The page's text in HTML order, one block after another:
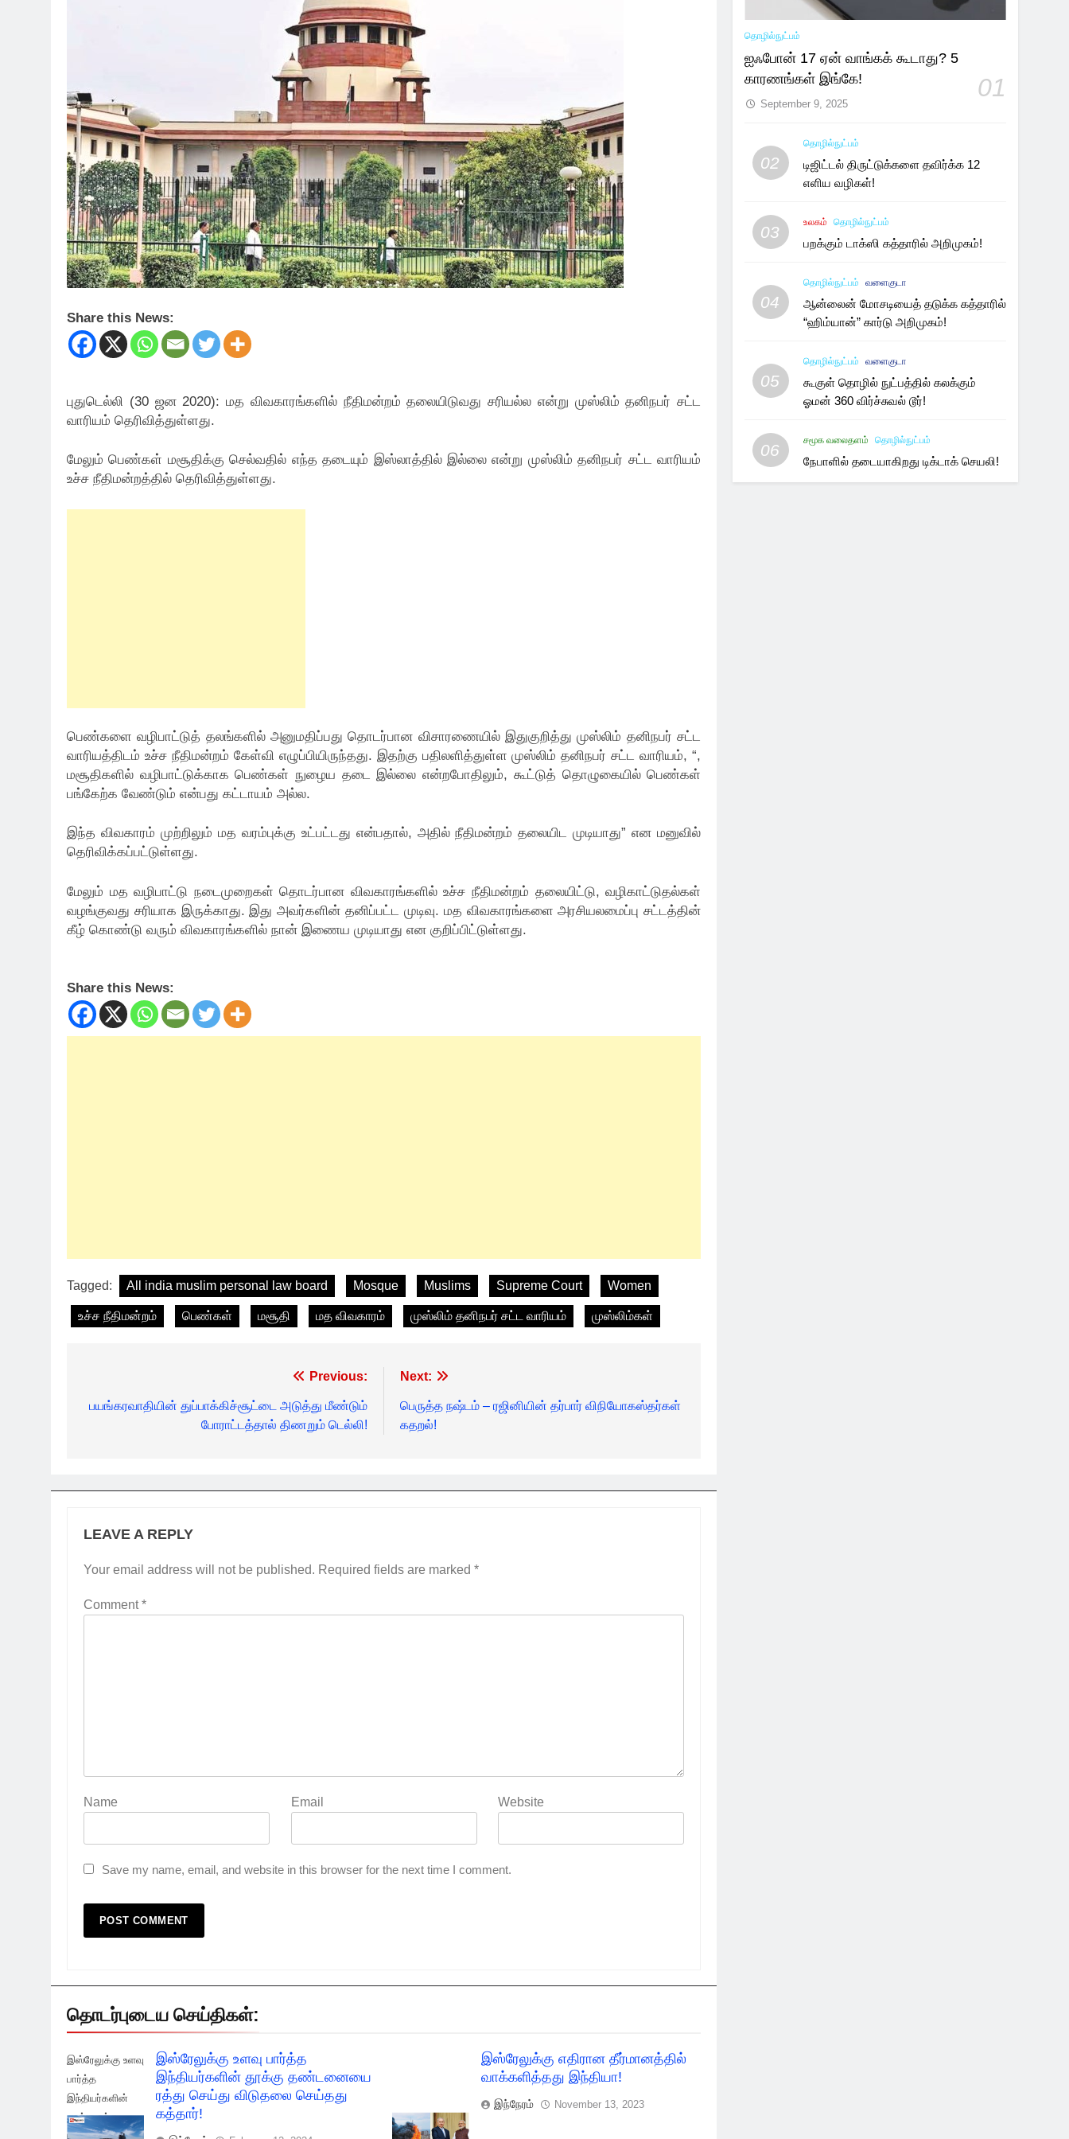
Share this News:
புதுடெல்லி (30 ஜன 2020): மத விவகாரங்களில் நீதிமன்றம் தலையிடுவது சரியல்ல என்று முஸ்லிம் தனிநபர் சட்ட
வாரியம் தெரிவித்துள்ளது.
மேலும் பெண்கள் மசூதிக்கு செல்வதில் எந்த தடையும் இஸ்லாத்தில் இல்லை என்று முஸ்லிம் தனிநபர் சட்ட வாரியம்
உச்ச நீதிமன்றத்தில் தெரிவித்துள்ளது.
பெண்களை வழிபாட்டுத் தலங்களில் அனுமதிப்பது தொடர்பான விசாரணையில் இதுகுறித்து முஸ்லிம் தனிநபர் சட்ட
வாரியத்திடம் உச்ச நீதிமன்றம் கேள்வி எழுப்பியிருந்தது. இதற்கு பதிலளித்துள்ள முஸ்லிம் தனிநபர் சட்ட வாரியம், “,
மசூதிகளில் வழிபாட்டுக்காக பெண்கள் நுழைய தடை இல்லை என்றபோதிலும், கூட்டுத் தொழுகையில் பெண்கள்
பங்கேற்க வேண்டும் என்பது கட்டாயம் அல்ல.
இந்த விவகாரம் முற்றிலும் மத வரம்புக்கு உட்பட்டது என்பதால், அதில் நீதிமன்றம் தலையிட முடியாது” என மனுவில்
தெரிவிக்கப்பட்டுள்ளது.
மேலும் மத வழிபாட்டு நடைமுறைகள் தொடர்பான விவகாரங்களில் உச்ச நீதிமன்றம் தலையிட்டு, வழிகாட்டுதல்கள்
வழங்குவது சரியாக இருக்காது. இது அவர்களின் தனிப்பட்ட முடிவு. மத விவகாரங்களை அரசியலமைப்பு சட்டத்தின்
கீழ் கொண்டு வரும் விவகாரங்களில் நான் இணைய முடியாது என குறிப்பிட்டுள்ளது.
Share this News:
Tagged: All india muslim personal law board Mosque Muslims Supreme Court Women
உச்ச நீதிமன்றம் பெண்கள் மசூதி மத விவகாரம் முஸ்லிம் தனிநபர் சட்ட வாரியம் முஸ்லிம்கள்
navigation
Previous:
பயங்கரவாதியின் துப்பாக்கிச்சூட்டை அடுத்து மீண்டும்
போராட்டத்தால் திணறும் டெல்லி!
Next:
பெருத்த நஷ்டம் – ரஜினியின் தர்பார் விநியோகஸ்தர்கள்
கதறல்!
LEAVE A REPLY
Your email address will not be published. Required fields are marked *
Comment*
Name Email Website
Save my name, email, and website in this browser for the next time I comment.
தொடர்புடைய செய்திகள்:
இஸ்ரேலுக்கு உளவு
பார்த்த
இந்தியர்களின்
தூக்கு ரத்து
செய்து விடுதலை
இஸ்ரேலுக்கு உளவு பார்த்த
இந்தியர்களின் தூக்கு தண்டனையை
ரத்து செய்து விடுதலை செய்தது
கத்தார்!
இஸ்ரேலுக்கு எதிரான தீர்மானத்தில்
வாக்களித்தது இந்தியா!
இந்நேரம் November 13, 2023
தொழில்நுட்பம்
ஐஃபோன் 17 ஏன் வாங்கக் கூடாது? 5
காரணங்கள் இங்கே!
01
September 9, 2025
02
தொழில்நுட்பம்
டிஜிட்டல் திருட்டுக்களை தவிர்க்க 12
எளிய வழிகள்!
03
உலகம் தொழில்நுட்பம்
பறக்கும் டாக்ஸி கத்தாரில் அறிமுகம்!
04
தொழில்நுட்பம் வளைகுடா
ஆன்லைன் மோசடியைத் தடுக்க கத்தாரில்
“ஹிம்யான்” கார்டு அறிமுகம்!
05
தொழில்நுட்பம் வளைகுடா
கூகுள் தொழில் நுட்பத்தில் கலக்கும்
ஓமன் 360 விர்ச்சுவல் டூர்!
06
சமூக வலைதளம் தொழில்நுட்பம்
நேபாளில் தடையாகிறது டிக்டாக் செயலி!